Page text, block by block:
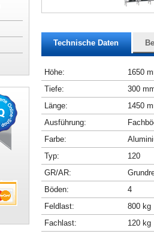
Technische Daten
Höhe:
1650
Tiefe:
300
Länge:
1450
Ausführung:
Farbe:
Typ:
120
GR/AR:
Böden:
4
Feldlast:
800 kg
Fachlast:
120 kg